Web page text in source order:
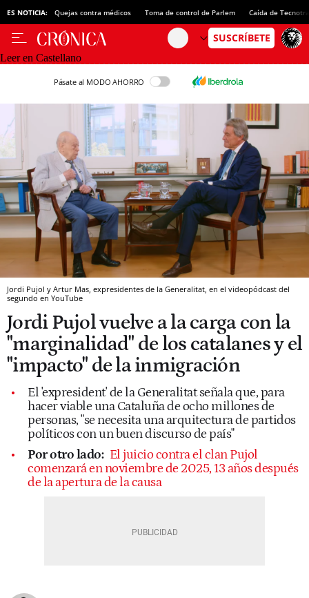
ES NOTICIA: Quejas contra médicos Toma de control de Parlem Caída de
Leer en Castellano
Pásate al MODO AHORRO
Jordi Pujol y Artur Mas, expresidentes de la Generalitat, en el videopódcast del
segundo en YouTube
Jordi Pujol vuelve a la carga con la
"marginalidad" de los catalanes y el
"impacto" de la inmigración
El 'expresident' de la Generalitat señala que, para
hacer viable una Cataluña de ocho millones de
personas, "se necesita una arquitectura de partidos
políticos con un buen discurso de país"
Por otro lado: El juicio contra el clan Pujol
comenzará en noviembre de 2025, 13 años después
de la apertura de la causa